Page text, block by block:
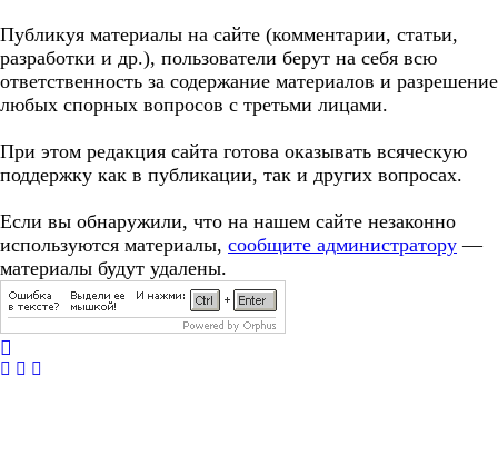
Публикуя материалы на сайте (комментарии, статьи,
разработки и др.), пользователи берут на себя всю
ответственность за содержание материалов и разрешение
любых спорных вопросов с третьми лицами.
При этом редакция сайта готова оказывать всяческую
поддержку как в публикации, так и других вопросах.
Если вы обнаружили, что на нашем сайте незаконно
используются материалы, сообщите администратору —
материалы будут удалены.